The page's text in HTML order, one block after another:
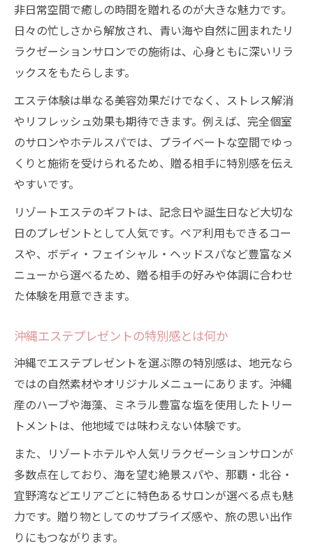
非日常空間で癒しの時間を贈れるのが大きな魅力です。
日々の忙しさから解放され、青い海や自然に囲まれたリ
ラクゼーションサロンでの施術は、心身ともに深いリラ
ックスをもたらします。
エステ体験は単なる美容効果だけでなく、ストレス解消
やリフレッシュ効果も期待できます。例えば、完全個室
のサロンやホテルスパでは、プライベートな空間でゆっ
くりと施術を受けられるため、贈る相手に特別感を伝え
やすいです。
リゾートエステのギフトは、記念日や誕生日など大切な
日のプレゼントとして人気です。ペア利用もできるコー
スや、ボディ・フェイシャル・ヘッドスパなど豊富なメ
ニューから選べるため、贈る相手の好みや体調に合わせ
た体験を用意できます。
沖縄エステプレゼントの特別感とは何か
沖縄でエステプレゼントを選ぶ際の特別感は、地元なら
ではの自然素材やオリジナルメニューにあります。沖縄
産のハーブや海藻、ミネラル豊富な塩を使用したトリー
トメントは、他地域では味わえない体験です。
また、リゾートホテルや人気リラクゼーションサロンが
多数点在しており、海を望む絶景スパや、那覇・北谷・
宜野湾などエリアごとに特色あるサロンが選べる点も魅
力です。贈り物としてのサプライズ感や、旅の思い出作
りにもつながります。